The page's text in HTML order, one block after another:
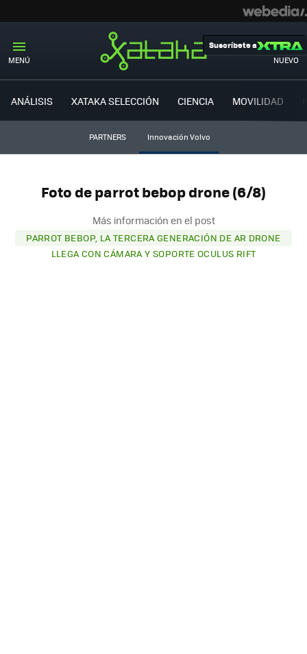
MENÚ NUEVO
Suscríbete a
ANÁLISIS XATAKA SELECCIÓN CIENCIA MOVILIDAD
PARTNERS Innovación Volvo
Foto de parrot bebop drone (6/8)
Más información en el post
PARROT BEBOP, LA TERCERA GENERACIÓN DE AR DRONE
LLEGA CON CÁMARA Y SOPORTE OCULUS RIFT